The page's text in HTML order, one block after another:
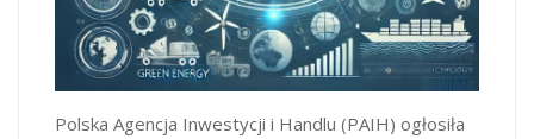
Polska Agencja Inwestycji i Handlu (PAIH) ogłosiła